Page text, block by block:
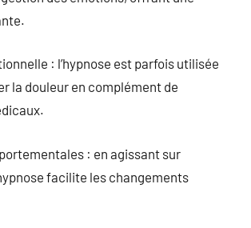
: l’hypnose est parfois utilisée
la douleur en complément de
: en agissant sur
facilite les changements